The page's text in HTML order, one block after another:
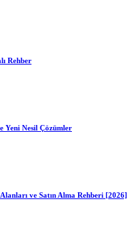
Rehber
Yeni Nesil Çözümler
ve Satın Alma Rehberi [2026]